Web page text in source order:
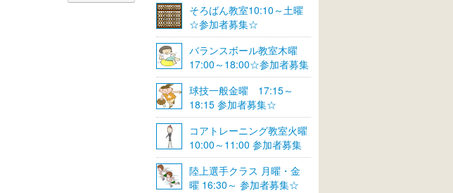
そろばん教室10:10～土曜
☆参加者募集☆
バランスボール教室木曜
17:00～18:00☆参加者募集
☆
球技一般金曜 17:15～
18:15 参加者募集☆
コアトレーニング教室火曜
10:00～11:00 参加者募集
陸上選手クラス 月曜・金
曜 16:30～ 参加者募集☆